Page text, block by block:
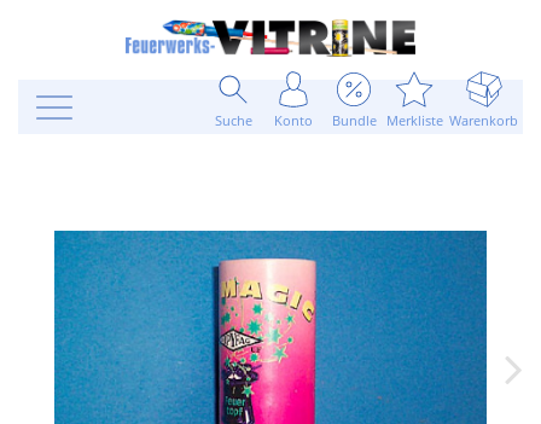
Suche Konto Bundle Merkliste Warenkorb